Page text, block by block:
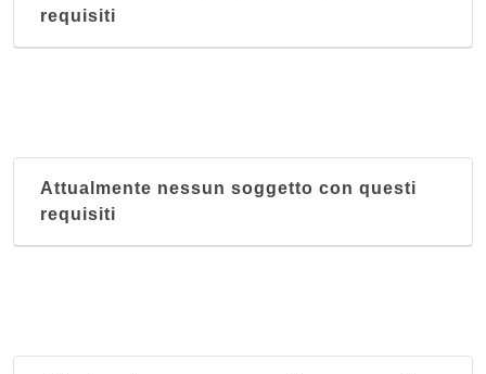
requisiti
Attualmente nessun soggetto con questi
requisiti